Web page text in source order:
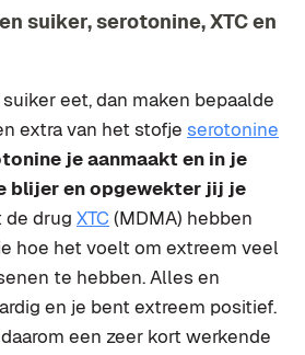
suiker, serotonine, XTC en
eet, dan maken bepaalde
extra van het stofje serotonine
je aanmaakt en in je
blijer en opgewekter jij je
de drug XTC (MDMA) hebben
hoe het voelt om extreem veel
te hebben. Alles en
en je bent extreem positief.
een zeer kort werkende